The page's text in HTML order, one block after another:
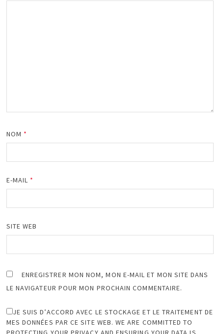
NOM *
E-MAIL *
SITE WEB
ENREGISTRER MON NOM, MON E-MAIL ET MON SITE DANS
LE NAVIGATEUR POUR MON PROCHAIN COMMENTAIRE.
JE SUIS D’ACCORD AVEC LE STOCKAGE ET LE TRAITEMENT DE
MES DONNÉES PAR CE SITE WEB. WE ARE COMMITTED TO